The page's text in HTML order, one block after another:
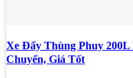
Xe Đẩy Thùng Phuy 200L
Chuyển, Giá Tốt